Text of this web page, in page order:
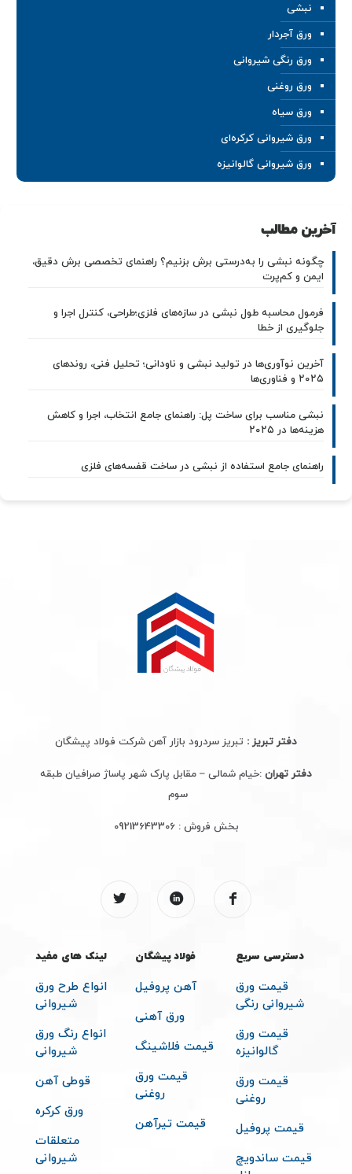
نبشی
ورق آجردار
ورق رنگی شیروانی
ورق روغنی
ورق سیاه
ورق شیروانی کرکره‌ای
ورق شیروانی گالوانیزه
آخرین مطالب
چگونه نبشی را به‌درستی برش بزنیم؟ راهنمای تخصصی برش دقیق،
ایمن و کم‌پرت
فرمول محاسبه طول نبشی در سازه‌های فلزی؛طراحی، کنترل اجرا و
جلوگیری از خطا
آخرین نوآوری‌ها در تولید نبشی و ناودانی؛ تحلیل فنی، روندهای
۲۰۲۵ و فناوری‌ها
نبشی مناسب برای ساخت پل: راهنمای جامع انتخاب، اجرا و کاهش
هزینه‌ها در ۲۰۲۵
راهنمای جامع استفاده از نبشی در ساخت قفسه‌های فلزی
دفتر تبریز : تبریز سردرود بازار آهن شرکت فولاد پیشگان
دفتر تهران :خیام شمالی – مقابل پارک شهر پاساژ صرافیان طبقه
سوم
بخش فروش :09213643306
دسترسی سریع
قیمت ورق
شیروانی رنگی
قیمت ورق
گالوانیزه
قیمت ورق
روغنی
قیمت پروفیل
قیمت ساندویچ
فولاد پیشگان
آهن پروفیل
ورق آهنی
قیمت فلاشینگ
قیمت ورق
روغنی
قیمت تیرآهن
لینک های مفید
انواع طرح ورق
شیروانی
انواع رنگ ورق
شیروانی
قوطی آهن
ورق کرکره
متعلقات
شیروانی